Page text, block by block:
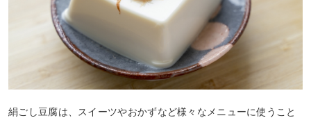
絹ごし豆腐は、スイーツやおかずなど様々なメニューに使うこと